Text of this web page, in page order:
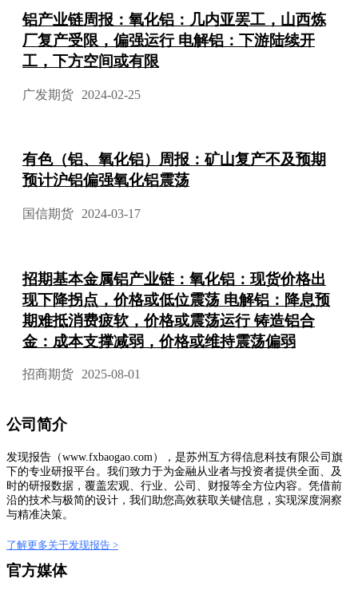
铝产业链周报：氧化铝：几内亚罢工，山西炼
厂复产受限，偏强运行 电解铝：下游陆续开
工，下方空间或有限
广发期货 2024-02-25
有色（铝、氧化铝）周报：矿山复产不及预期
预计沪铝偏强氧化铝震荡
国信期货 2024-03-17
招期基本金属铝产业链：氧化铝：现货价格出
现下降拐点，价格或低位震荡 电解铝：降息预
期难抵消费疲软，价格或震荡运行 铸造铝合
金：成本支撑减弱，价格或维持震荡偏弱
招商期货 2025-08-01
公司简介
发现报告（www.fxbaogao.com），是苏州互方得信息科技有限公司旗
下的专业研报平台。我们致力于为金融从业者与投资者提供全面、及
时的研报数据，覆盖宏观、行业、公司、财报等全方位内容。凭借前
沿的技术与极简的设计，我们助您高效获取关键信息，实现深度洞察
与精准决策。
了解更多关于发现报告 >
官方媒体